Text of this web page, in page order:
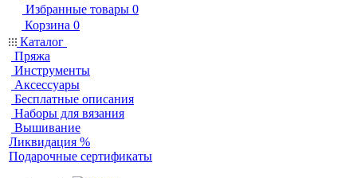
Избранные товары 0
Корзина 0
Каталог
Пряжа
Инструменты
Аксессуары
Бесплатные описания
Наборы для вязания
Вышивание
Ликвидация %
Подарочные сертификаты